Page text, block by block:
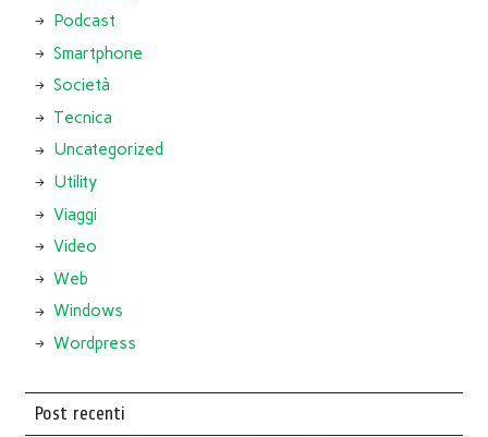
Podcast
Smartphone
Società
Tecnica
Uncategorized
Utility
Viaggi
Video
Web
Windows
Wordpress
Post recenti